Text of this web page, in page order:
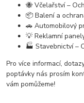
🐝 Včelařství –
📦 Balení a
🚗 Automobilový
💡 Reklamní
🏭 Stavebnictví –
Pro více informací,
poptávky nás prosím
vám pomůžeme!